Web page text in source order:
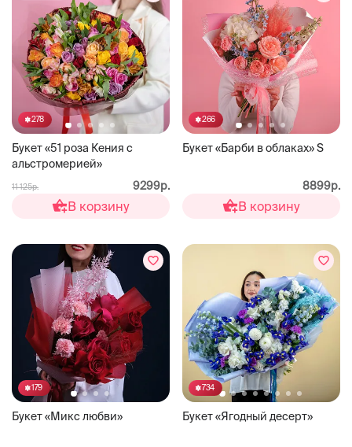
278
Букет «51 роза Кения с
альстромерией»
11 125р. 9299р.
В корзину
266
Букет «Барби в облаках» S
8899р.
В корзину
179
Букет «Микс любви»
734
Букет «Ягодный десерт»